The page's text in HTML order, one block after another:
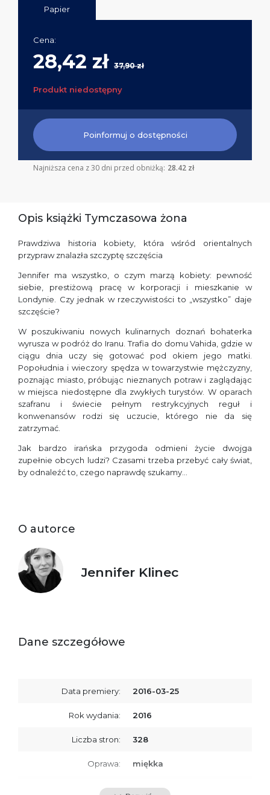
Papier
Cena:
28,42 zł 37,90 zł
Produkt niedostępny
Poinformuj o dostępności
Najniższa cena z 30 dni przed obniżką: 28.42 zł
Opis książki Tymczasowa żona
Prawdziwa historia kobiety, która wśród orientalnych
przypraw znalazła szczyptę szczęścia
Jennifer ma wszystko, o czym marzą kobiety: pewność
siebie, prestiżową pracę w korporacji i mieszkanie w
Londynie. Czy jednak w rzeczywistości to „wszystko” daje
szczęście?
W poszukiwaniu nowych kulinarnych doznań bohaterka
wyrusza w podróż do Iranu. Trafia do domu Vahida, gdzie w
ciągu dnia uczy się gotować pod okiem jego matki.
Popołudnia i wieczory spędza w towarzystwie mężczyzny,
poznając miasto, próbując nieznanych potraw i zaglądając
w miejsca niedostępne dla zwykłych turystów. W oparach
szafranu i świecie pełnym restrykcyjnych reguł i
konwenansów rodzi się uczucie, którego nie da się
zatrzymać.
Jak bardzo irańska przygoda odmieni życie dwojga
zupełnie obcych ludzi? Czasami trzeba przebyć cały świat,
by odnaleźć to, czego naprawdę szukamy…
O autorce
Jennifer Klinec
Dane szczegółowe
Data premiery: 2016-03-25
Rok wydania: 2016
Liczba stron: 328
Oprawa: miękka
ISBN 9788379763573